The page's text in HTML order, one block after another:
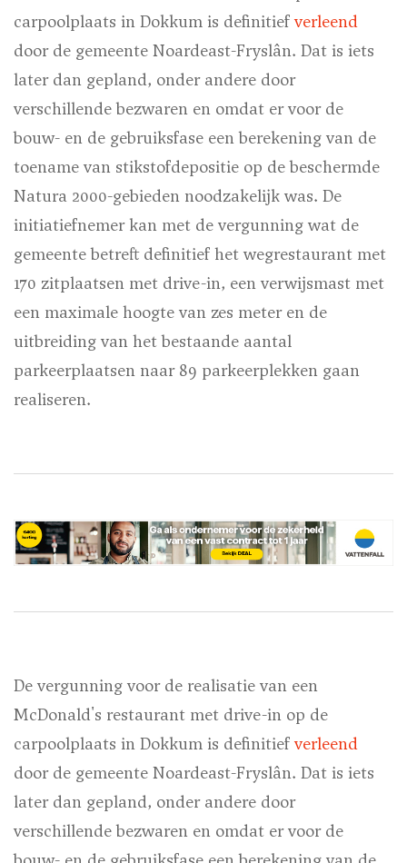
carpoolplaats in Dokkum is definitiefverleend
door de gemeente Noardeast-Fryslân. Dat is iets
later dan gepland, onder andere door
verschillende bezwaren en omdat er voor de
bouw- en de gebruiksfase een berekening van de
toename van stikstofdepositie op de beschermde
Natura 2000-gebieden noodzakelijk was. De
initiatiefnemer kan met de vergunning wat de
gemeente betreft definitief het wegrestaurant met
170 zitplaatsen met drive-in, een verwijsmast met
een maximale hoogte van zes meter en de
uitbreiding van het bestaande aantal
parkeerplaatsen naar 89 parkeerplekken gaan
realiseren.
De vergunning voor de realisatie van een
McDonald's restaurant met drive-in op de
carpoolplaats in Dokkum is definitiefverleend
door de gemeente Noardeast-Fryslân. Dat is iets
later dan gepland, onder andere door
verschillende bezwaren en omdat er voor de